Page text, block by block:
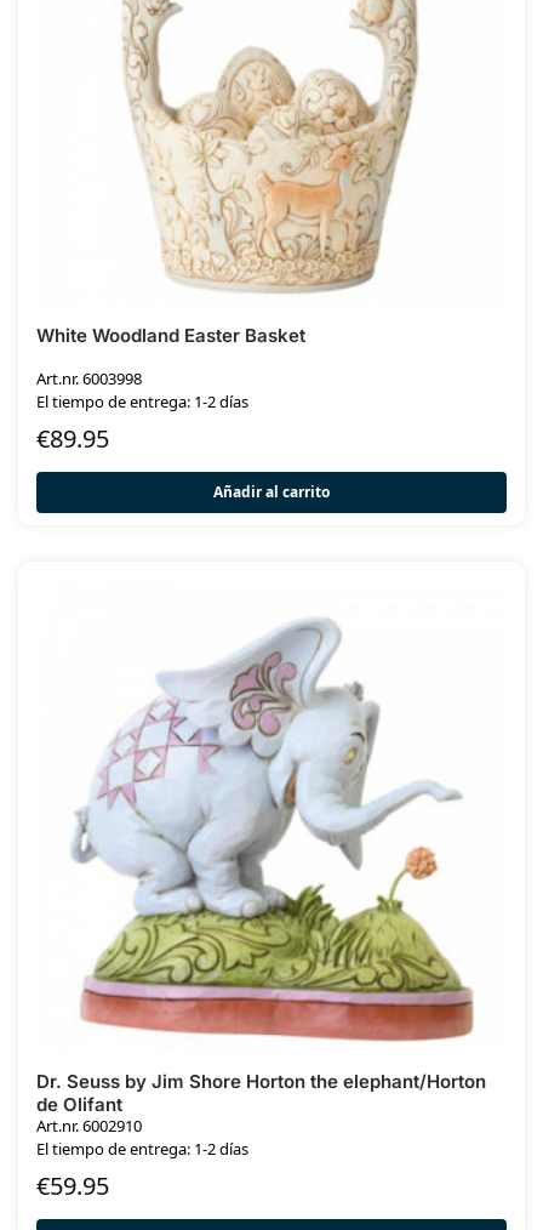
White Woodland Easter Basket
Art.nr. 6003998
El tiempo de entrega: 1-2 días
€89.95
Añadir al carrito
Dr. Seuss by Jim Shore Horton the elephant/Horton
de Olifant
Art.nr. 6002910
El tiempo de entrega: 1-2 días
€59.95